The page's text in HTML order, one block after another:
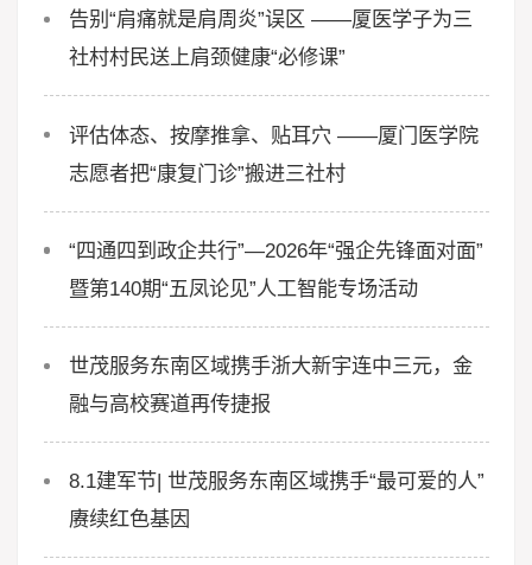
告别“肩痛就是肩周炎”误区 ——厦医学子为三
社村村民送上肩颈健康“必修课”
评估体态、按摩推拿、贴耳穴 ——厦门医学院
志愿者把“康复门诊”搬进三社村
“四通四到政企共行”—2026年“强企先锋面对面”
暨第140期“五凤论见”人工智能专场活动
世茂服务东南区域携手浙大新宇连中三元，金
融与高校赛道再传捷报
8.1建军节| 世茂服务东南区域携手“最可爱的人”
赓续红色基因